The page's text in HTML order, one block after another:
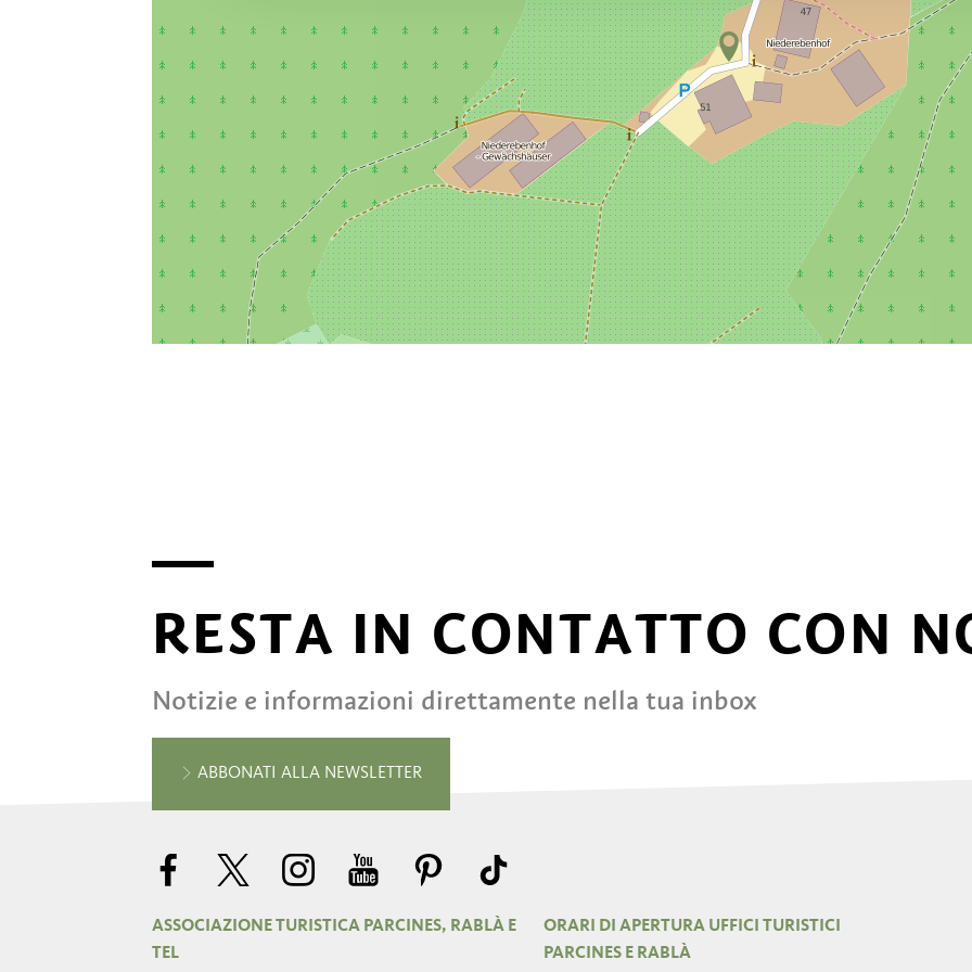
RESTA IN CONTATTO CON
Notizie e informazioni direttamente nella tua inbox
ABBONATI ALLA NEWSLETTER
ASSOCIAZIONE TURISTICA PARCINES, RABLÀ E
TEL
ORARI DI APERTURA UFFICI TURISTICI
PARCINES E RABLÀ